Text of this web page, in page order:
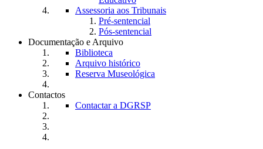
Assessoria aos Tribunais
Pré-sentencial
Pós-sentencial
Documentação e Arquivo
Biblioteca
Arquivo histórico
Reserva Museológica
Contactos
Contactar a DGRSP